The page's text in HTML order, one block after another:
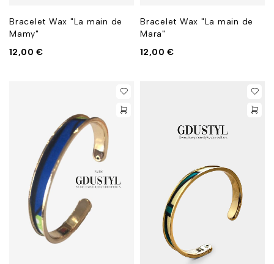
Bracelet Wax "La main de
Mamy"
12,00€
Bracelet Wax "La main de
Mara"
12,00€